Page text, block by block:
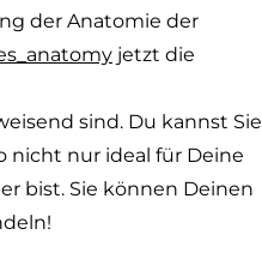
der Anatomie der
jetzt die
sind. Du kannst Sie
nicht nur ideal für Deine
bist. Sie können Deinen